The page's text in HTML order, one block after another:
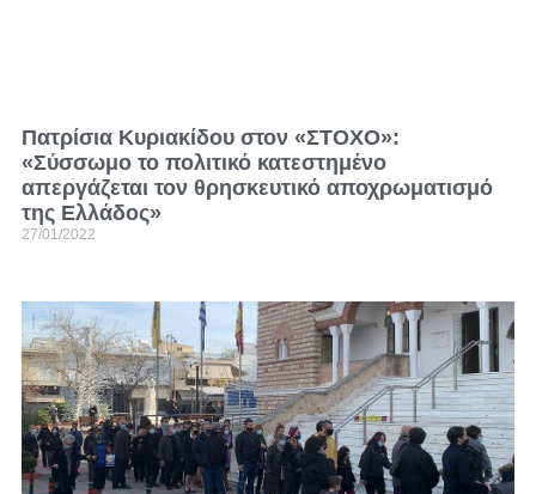
Πατρίσια Κυριακίδου στον «ΣΤΟΧΟ»:
«Σύσσωμο το πολιτικό κατεστημένο
απεργάζεται τον θρησκευτικό αποχρωματισμό
της Ελλάδος»
27/01/2022